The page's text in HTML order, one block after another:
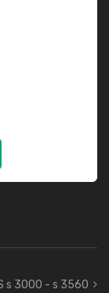
s 3000 - s 3560